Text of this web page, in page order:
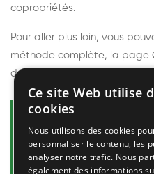
copropriétés.
Pour aller plus loin, vous
méthode complète, la page
découvrir
Questions
Le frelon européen
l'homme ?
Ce site Web utilise
cookies
Nous utilisons des cookies
personnaliser le contenu, les
analyser notre trafic. Nous
également des informations